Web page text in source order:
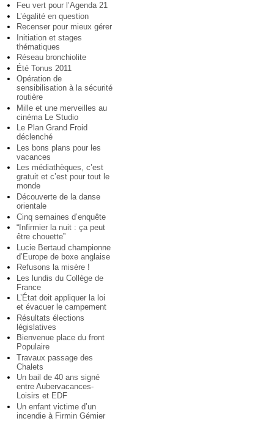
Feu vert pour l’Agenda 21
L’égalité en question
Recenser pour mieux gérer
Initiation et stages
thématiques
Réseau bronchiolite
Été Tonus 2011
Opération de
sensibilisation à la sécurité
routière
Mille et une merveilles au
cinéma Le Studio
Le Plan Grand Froid
déclenché
Les bons plans pour les
vacances
Les médiathèques, c’est
gratuit et c’est pour tout le
monde
Découverte de la danse
orientale
Cinq semaines d’enquête
“Infirmier la nuit : ça peut
être chouette”
Lucie Bertaud championne
d’Europe de boxe anglaise
Refusons la misère !
Les lundis du Collège de
France
L’État doit appliquer la loi
et évacuer le campement
Résultats élections
législatives
Bienvenue place du front
Populaire
Travaux passage des
Chalets
Un bail de 40 ans signé
entre Aubervacances-
Loisirs et EDF
Un enfant victime d’un
incendie à Firmin Gémier